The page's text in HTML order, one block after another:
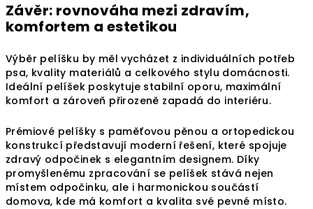
Závěr: rovnováha mezi zdravím,
komfortem a estetikou
Výběr pelíšku by měl vycházet z individuálních potřeb
psa, kvality materiálů a celkového stylu domácnosti.
Ideální pelíšek poskytuje stabilní oporu, maximální
komfort a zároveň přirozeně zapadá do interiéru.
Prémiové pelíšky s paměťovou pěnou a ortopedickou
konstrukcí představují moderní řešení, které spojuje
zdravý odpočinek s elegantním designem. Díky
promyšlenému zpracování se pelíšek stává nejen
místem odpočinku, ale i harmonickou součástí
domova, kde má komfort a kvalita své pevné místo.